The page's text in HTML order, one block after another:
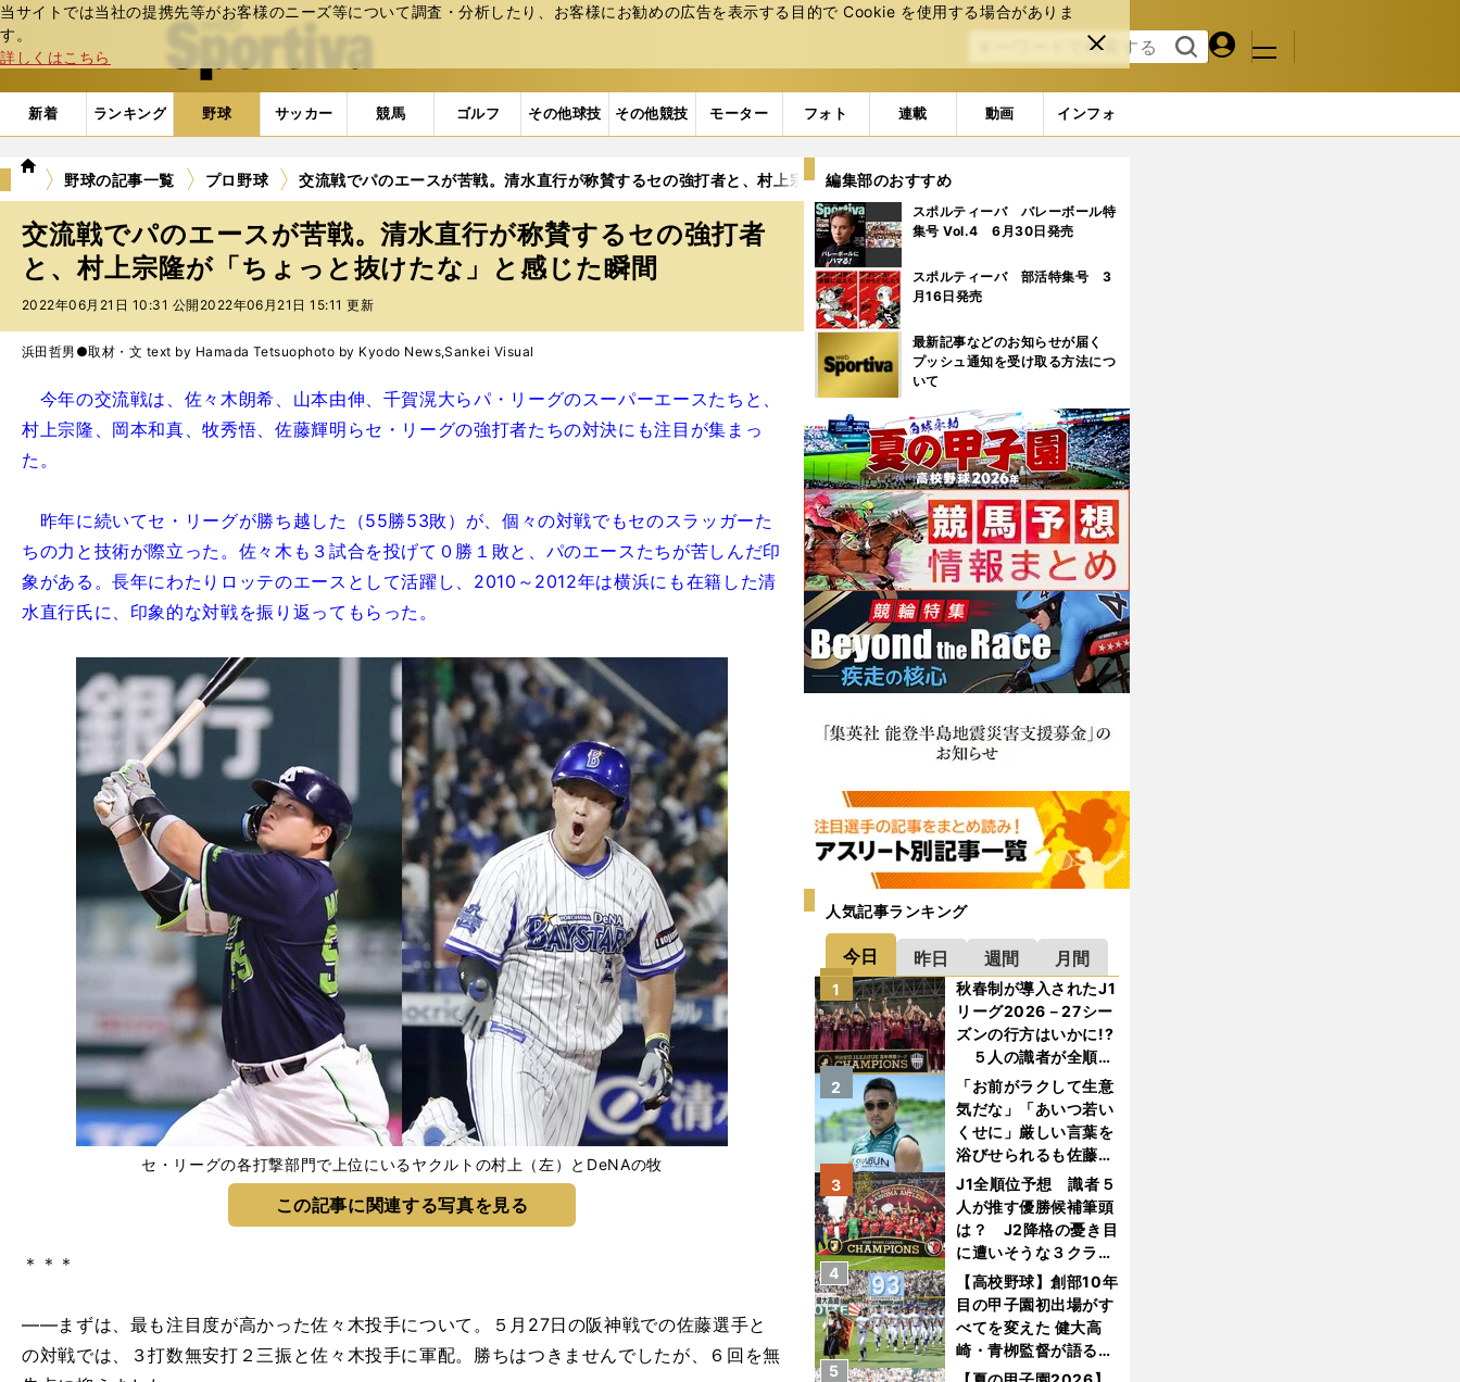
当サイトでは当社の提携先等がお客様のニーズ等について調査・分析したり、お客様にお勧めの広告を表⽰する⽬的で Cookie を使⽤する場合がありま
す。
詳しくはこちら
閉じ
る
web Sportiva (webスポルティーバ)
検索
る
マイペ
ジ
メニュ
新着 ランキング 野球 サッカー 競馬 ゴルフ その他球技 その他競技 モーター フォト 連載 動画 インフォ
we
ス
ポ
ル
テ
ィ
ー
バ
野球の記事一覧 プロ野球 交流戦でパのエースが苦戦。清水直行が称賛するセの強打者と、村上宗隆が「ちょっと抜けたな」と感じた瞬間
交流戦でパのエースが苦戦。清水直行が称賛するセの強打者
と、村上宗隆が「ちょっと抜けたな」と感じた瞬間
2022年06月21日 10:31 公開 2022年06月21日 15:11 更新
浜田哲男●取材・文 text by Hamada Tetsuophoto by Kyodo News,Sankei Visual
今年の交流戦は、佐々木朗希、山本由伸、千賀滉大らパ・リーグのスーパーエースたちと、
村上宗隆、岡本和真、牧秀悟、佐藤輝明らセ・リーグの強打者たちの対決にも注目が集まっ
た。
昨年に続いてセ・リーグが勝ち越した（55勝53敗）が、個々の対戦でもセのスラッガーた
ちの力と技術が際立った。佐々木も３試合を投げて０勝１敗と、パのエースたちが苦しんだ印
象がある。長年にわたりロッテのエースとして活躍し、2010～2012年は横浜にも在籍した清
水直行氏に、印象的な対戦を振り返ってもらった。
セ・リーグの各打撃部門で上位にいるヤクルトの村上（左）とDeNAの牧
この記事に関連する写真を見る
＊＊＊
――まずは、最も注目度が高かった佐々木投手について。５月27日の阪神戦での佐藤選手と
の対戦では、３打数無安打２三振と佐々木投手に軍配。勝ちはつきませんでしたが、６回を無
編集部のおすすめ
スポルティーバ バレーボール特
集号 Vol.4 6月30日発売
スポルティーバ 部活特集号 3
月16日発売
最新記事などのお知らせが届く
プッシュ通知を受け取る方法につ
いて
人気記事ランキング
今日 昨日 週間 月間
秋春制が導入されたJ1
リーグ2026－27シー
ズンの行方はいかに!?
５人の識者が全順位
を大胆予想
1
「お前がラクして生意
気だな」「あいつ若い
くせに」厳しい言葉を
浴びせられるも佐藤慎
太郎が貫いた誇りとフ
ァンへの思い
2
J1全順位予想 識者５
人が推す優勝候補筆頭
は？ J2降格の憂き目
に遭いそうな３クラブ
とは？
3
【高校野球】創部10年
目の甲子園初出場がす
べてを変えた 健大高
崎・青栁監督が語る
「機動破壊」はこうし
4
5